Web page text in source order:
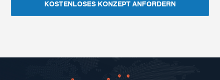
KOSTENLOSES KONZEPT ANFORDERN